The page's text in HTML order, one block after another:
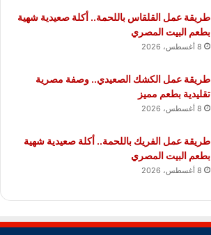
طريقة عمل القلقاس باللحمة.. أكلة صعيدية شهية
بطعم البيت المصري
8 أغسطس، 2026
طريقة عمل الكشك الصعيدي.. وصفة مصرية
تقليدية بطعم مميز
8 أغسطس، 2026
طريقة عمل الفريك باللحمة.. أكلة صعيدية شهية
بطعم البيت المصري
8 أغسطس، 2026